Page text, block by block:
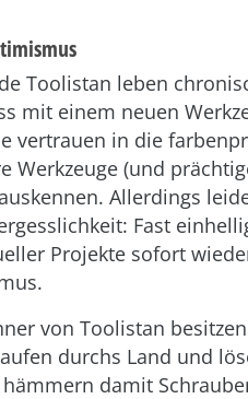
Toolistan leben
mit einem neuen
vertrauen in die
Werkzeuge (und
Allerdings
Fast
Projekte sofort
von Toolistan
durchs Land und
damit